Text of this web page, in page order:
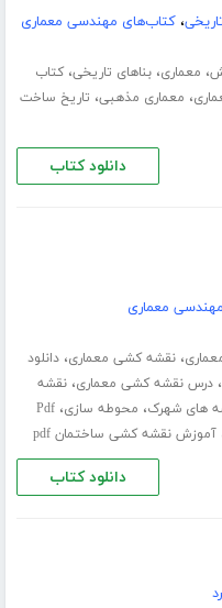
،کتاب‌های مهندسی معماری
، معماری،بناهای تاریخی،کتاب
، معماری مذهبی، تاریخ ساخت
دانلود کتاب
معماری
،نقشه کشی معماری،دانلود
،درس نقشه کشی معماری،نقشه
های شهرک، محوطه سازی،Pdf
آموزش نقشه کشی ساختمان pdf
دانلود کتاب